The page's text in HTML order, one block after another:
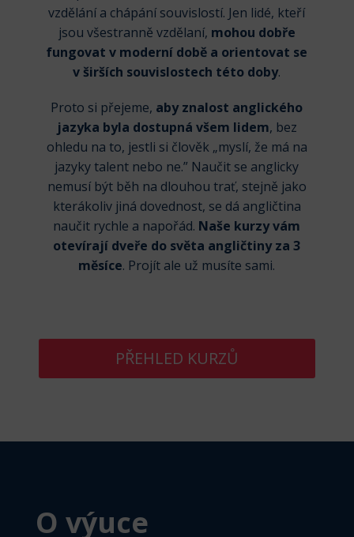
vzdělání a chápání souvislostí. Jen lidé, kteří
jsou všestranně vzdělaní, mohou dobře
fungovat v moderní době a orientovat se
v širších souvislostech této doby.
Proto si přejeme, aby znalost anglického
jazyka byla dostupná všem lidem, bez
ohledu na to, jestli si člověk „myslí, že má na
jazyky talent nebo ne.” Naučit se anglicky
nemusí být běh na dlouhou trať, stejně jako
kterákoliv jiná dovednost, se dá angličtina
naučit rychle a napořád. Naše kurzy vám
otevírají dveře do světa angličtiny za 3
měsíce. Projít ale už musíte sami.
PŘEHLED KURZŮ
O výuce